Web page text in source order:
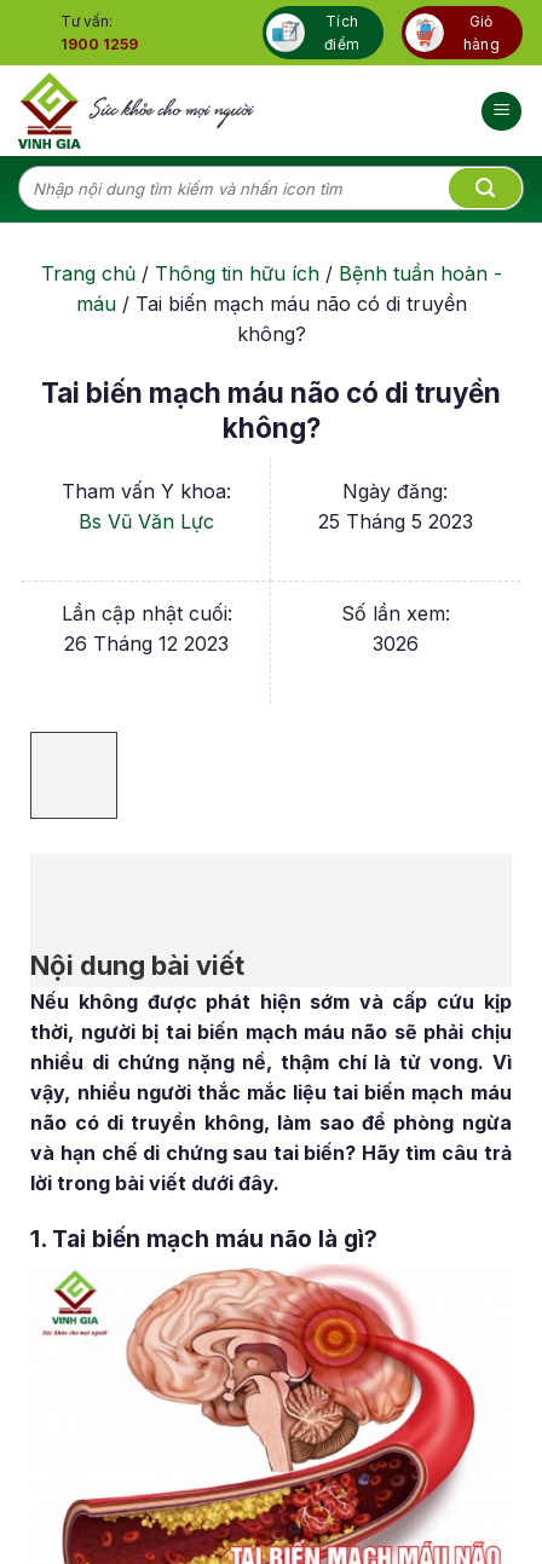
content
Tư vấn:
1900 1259
Tích
điểm
Giỏ
hàng
Tìm
kiếm:
Trang chủ/ Thông tin hữu ích/ Bệnh tuần hoàn -
máu/ Tai biến mạch máu não có di truyền
không?
Tai biến mạch máu não có di truyền
không?
Tham vấn Y khoa:
Bs Vũ Văn Lực
Ngày đăng:
25 Tháng 5 2023
Lần cập nhật cuối:
26 Tháng 12 2023
Số lần xem:
3026
Nội dung bài viết
Nếu không được phát hiện sớm và cấp cứu kịp
thời, người bị tai biến mạch máu não sẽ phải chịu
nhiều di chứng nặng nề, thậm chí là tử vong. Vì
vậy, nhiều người thắc mắc liệu tai biến mạch máu
não có di truyền không, làm sao để phòng ngừa
và hạn chế di chứng sau tai biến? Hãy tìm câu trả
lời trong bài viết dưới đây.
1. Tai biến mạch máu não là gì?